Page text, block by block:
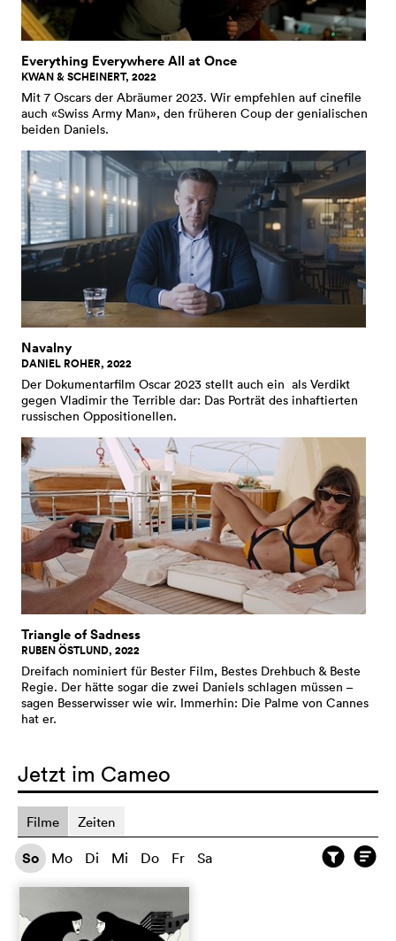
Everything Everywhere All at Once
KWAN & SCHEINERT, 2022
Mit 7 Oscars der Abräumer 2023. Wir empfehlen auf cinefile
auch «Swiss Army Man», den früheren Coup der genialischen
beiden Daniels.
Navalny
DANIEL ROHER, 2022
Der Dokumentarfilm Oscar 2023 stellt auch ein als Verdikt
gegen Vladimir the Terrible dar: Das Porträt des inhaftierten
russischen Oppositionellen.
Triangle of Sadness
RUBEN ÖSTLUND, 2022
Dreifach nominiert für Bester Film, Bestes Drehbuch & Beste
Regie. Der hätte sogar die zwei Daniels schlagen müssen –
sagen Besserwisser wie wir. Immerhin: Die Palme von Cannes
hat er.
Jetzt im Cameo
Filme Zeiten
So Mo Di Mi Do Fr Sa